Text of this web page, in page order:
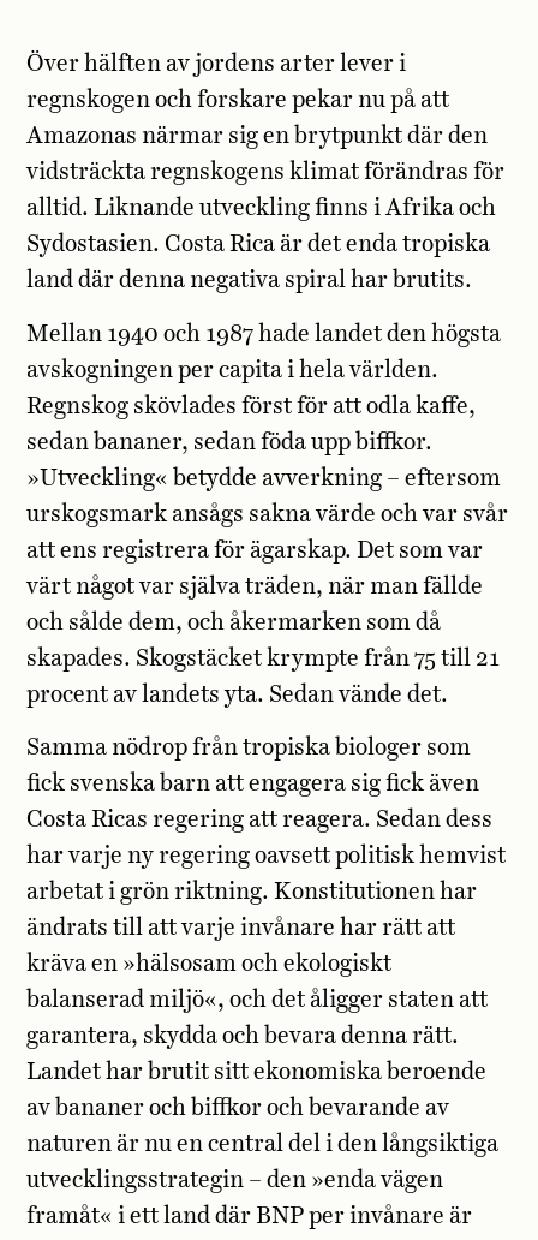
Över hälften av jordens arter lever i
regnskogen och forskare pekar nu på att
Amazonas närmar sig en brytpunkt där den
vidsträckta regnskogens klimat förändras för
alltid. Liknande utveckling finns i Afrika och
Sydostasien. Costa Rica är det enda tropiska
land där denna negativa spiral har brutits.
Mellan 1940 och 1987 hade landet den högsta
avskogningen per capita i hela världen.
Regnskog skövlades först för att odla kaffe,
sedan bananer, sedan föda upp biffkor.
»Utveckling« betydde avverkning – eftersom
urskogsmark ansågs sakna värde och var svår
att ens registrera för ägarskap. Det som var
värt något var själva träden, när man fällde
och sålde dem, och åkermarken som då
skapades. Skogstäcket krympte från 75 till 21
procent av landets yta. Sedan vände det.
Samma nödrop från tropiska biologer som
fick svenska barn att engagera sig fick även
Costa Ricas regering att reagera. Sedan dess
har varje ny regering oavsett politisk hemvist
arbetat i grön riktning. Konstitutionen har
ändrats till att varje invånare har rätt att
kräva en »hälsosam och ekologiskt
balanserad miljö«, och det åligger staten att
garantera, skydda och bevara denna rätt.
Landet har brutit sitt ekonomiska beroende
av bananer och biffkor och bevarande av
naturen är nu en central del i den långsiktiga
utvecklingsstrategin – den »enda vägen
framåt« i ett land där BNP per invånare är